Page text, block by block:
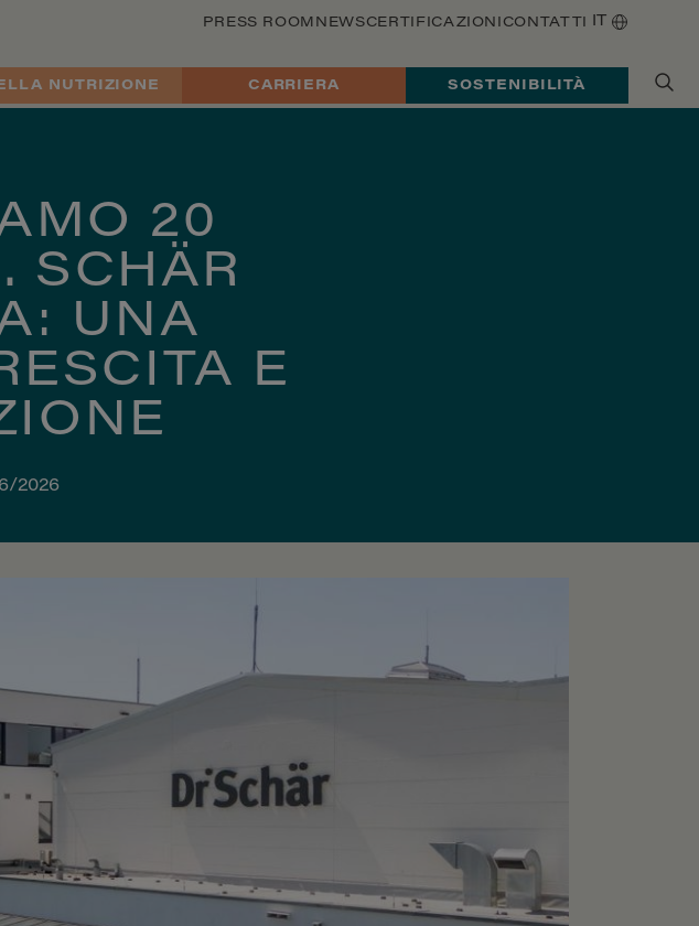
PRESS ROOM NEWSCERTIFICAZIONI CONTATTI
NUTRIZIONE CARRIERA SOSTENIBILITÀ
20
SCHÄR
UNA
E
2026